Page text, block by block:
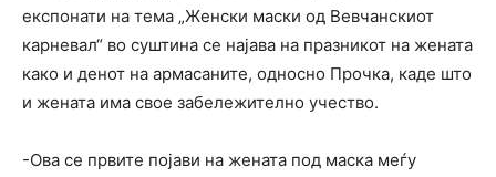
експонати на тема „Женски маски од Вевчанскиот
карневал“ во суштина се најава на празникот на жената
како и денот на армасаните, односно Прочка, каде што
и жената има свое забележително учество.
-Ова се првите појави на жената под маска меѓу